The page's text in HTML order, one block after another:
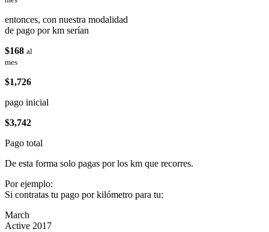
entonces, con nuestra modalidad
de pago por km serían
$168 al
mes
$1,726
pago inicial
$3,742
Pago total
De esta forma solo pagas por los km que recorres.
Por ejemplo:
Si contratas tu pago por kilómetro para tu:
March
Active 2017